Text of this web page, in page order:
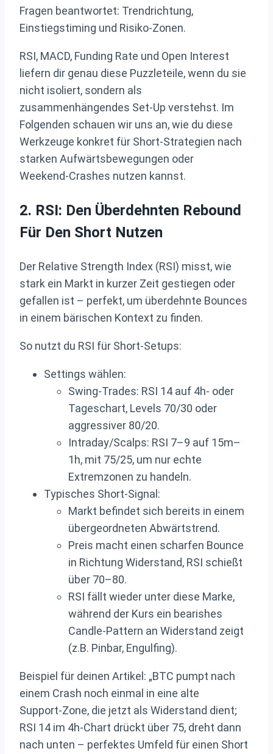
Fragen beantwortet: Trendrichtung,
Einstiegstiming und Risiko‑Zonen.
RSI, MACD, Funding Rate und Open Interest
liefern dir genau diese Puzzleteile, wenn du sie
nicht isoliert, sondern als
zusammenhängendes Set‑Up verstehst. Im
Folgenden schauen wir uns an, wie du diese
Werkzeuge konkret für Short‑Strategien nach
starken Aufwärtsbewegungen oder
Weekend‑Crashes nutzen kannst.
2. RSI: Den Überdehnten Rebound
Für Den Short Nutzen
Der Relative Strength Index (RSI) misst, wie
stark ein Markt in kurzer Zeit gestiegen oder
gefallen ist – perfekt, um überdehnte Bounces
in einem bärischen Kontext zu finden.
So nutzt du RSI für Short‑Setups:
Settings wählen:
Swing‑Trades: RSI 14 auf 4h‑ oder
Tageschart, Levels 70/30 oder
aggressiver 80/20.
Intraday/Scalps: RSI 7–9 auf 15m–
1h, mit 75/25, um nur echte
Extremzonen zu handeln.
Typisches Short‑Signal:
Markt befindet sich bereits in einem
übergeordneten Abwärtstrend.
Preis macht einen scharfen Bounce
in Richtung Widerstand, RSI schießt
über 70–80.
RSI fällt wieder unter diese Marke,
während der Kurs ein bearishes
Candle‑Pattern an Widerstand zeigt
(z.B. Pinbar, Engulfing).
Beispiel für deinen Artikel: „BTC pumpt nach
einem Crash noch einmal in eine alte
Support‑Zone, die jetzt als Widerstand dient;
RSI 14 im 4h‑Chart drückt über 75, dreht dann
nach unten – perfektes Umfeld für einen Short